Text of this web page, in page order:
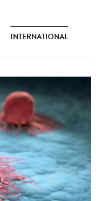
INTERNATIONAL